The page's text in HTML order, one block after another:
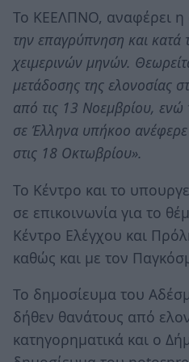
Το ΚΕΕΛΠΝΟ, αναφέρει η
την επαγρύπνηση και κατά
χειμερινών μηνών.
μετάδοσης της ελονοσίας
από τις 13 Νοεμβρίου, ενώ
σε Έλληνα υπήκοο
στις 18 Οκτωβρίου».
Το Κέντρο και το
σε επικοινωνία για το
Κέντρο Ελέγχου και
καθώς και με τον
Το δημοσίευμα του
δήθεν θανάτους από
κατηγορηματικά και ο